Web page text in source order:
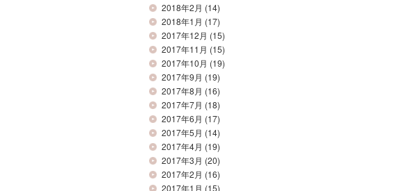
2018年2月 (14)
2018年1月 (17)
2017年12月 (15)
2017年11月 (15)
2017年10月 (19)
2017年9月 (19)
2017年8月 (16)
2017年7月 (18)
2017年6月 (17)
2017年5月 (14)
2017年4月 (19)
2017年3月 (20)
2017年2月 (16)
2017年1月 (15)